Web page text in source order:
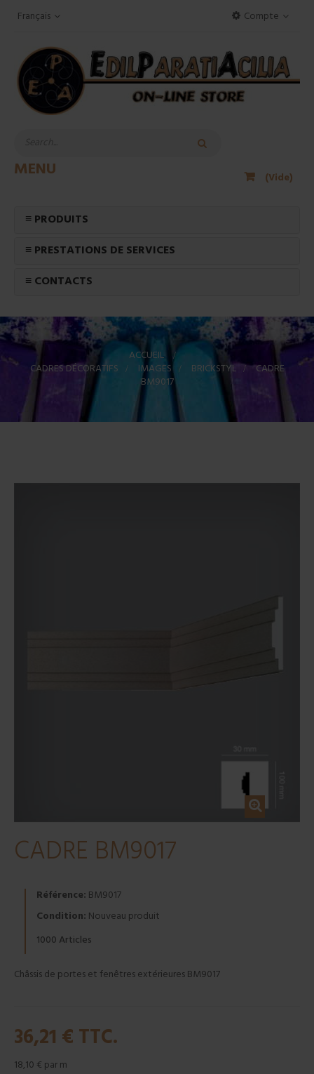
Compte
Français
(Vide)
MENU
≡ PRODUITS
≡ PRESTATIONS DE SERVICES
≡ CONTACTS
ACCUEIL >
CADRES DÉCORATIFS > IMAGES > BRICKSTYL > CADRE
BM9017
CADRE BM9017
Référence: BM9017
Condition: Nouveau produit
1000 Articles
Châssis de portes et fenêtres extérieures BM9017
36,21 € TTC.
18,10 € par m